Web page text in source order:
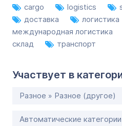
cargo logistics
доставка
логистика
международная логистика
склад
транспорт
Участвует в
Разное » Разное (другое)
Автоматические